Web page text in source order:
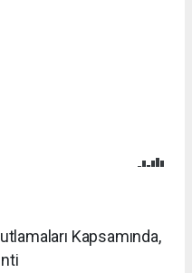
Kapsamında,